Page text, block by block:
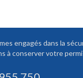
engagés dans la
à conserver votre